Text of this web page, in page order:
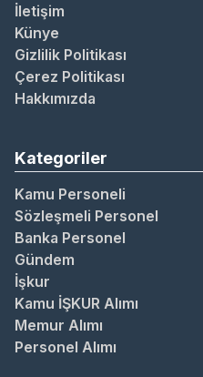
İletişim
Künye
Gizlilik Politikası
Çerez Politikası
Hakkımızda
Kategoriler
Kamu Personeli
Sözleşmeli Personel
Banka Personel
Gündem
İşkur
Kamu İŞKUR Alımı
Memur Alımı
Personel Alımı